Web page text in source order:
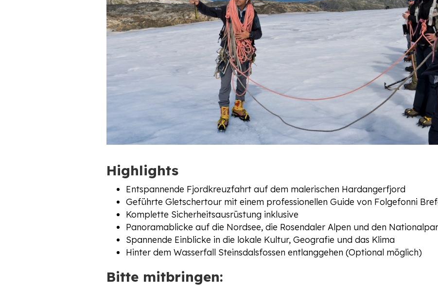
Highlights
Entspannende Fjordkreuzfahrt auf dem malerischen Hardangerfjord
Geführte Gletschertour mit einem professionellen Guide von Folgefonni
Komplette Sicherheitsausrüstung inklusive
Panoramablicke auf die Nordsee, die Rosendaler Alpen und den
Spannende Einblicke in die lokale Kultur, Geografie und das Klima
Hinter dem Wasserfall Steinsdalsfossen entlanggehen (Optional möglich)
Bitte mitbringen: